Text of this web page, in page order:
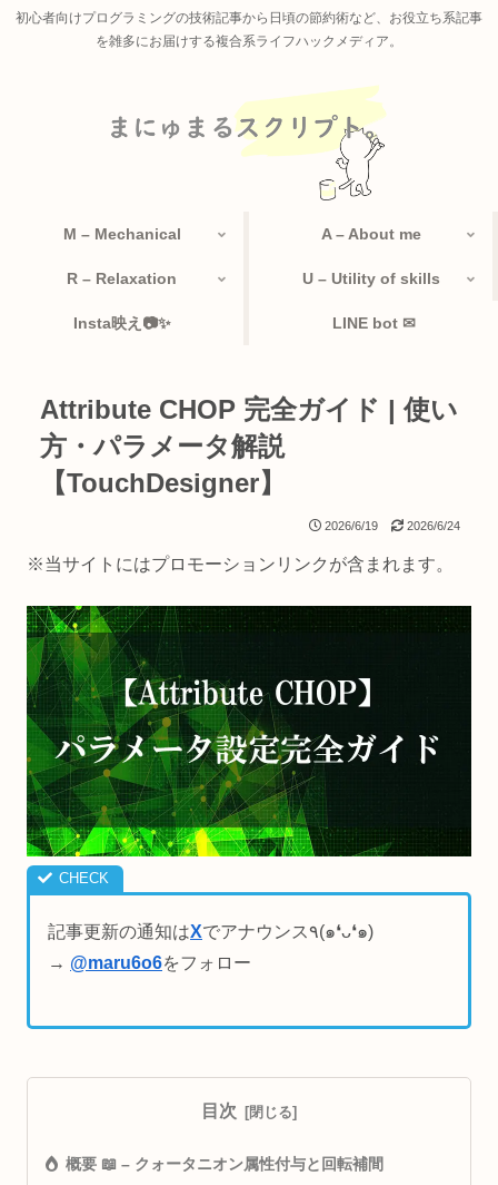
初心者向けプログラミングの技術記事から日頃の節約術など、お役立ち系記事
を雑多にお届けする複合系ライフハックメディア。
M – Mechanical A – About me
R – Relaxation U – Utility of skills
Insta映え📷✨ LINE bot ✉
Attribute CHOP 完全ガイド | 使い
方・パラメータ解説
【TouchDesigner】
2026/6/19 2026/6/24
※当サイトにはプロモーションリンクが含まれます。
記事更新の通知はX
でアナウンス٩(๑❛ᴗ❛๑)
→ @maru6o6をフォロー
目次
概要 📖 – クォータニオン属性付与と回転補間